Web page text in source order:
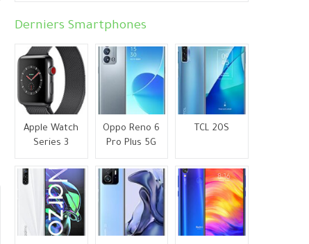
Derniers Smartphones
Apple Watch
Series 3
Oppo Reno 6
Pro Plus 5G
TCL 20S